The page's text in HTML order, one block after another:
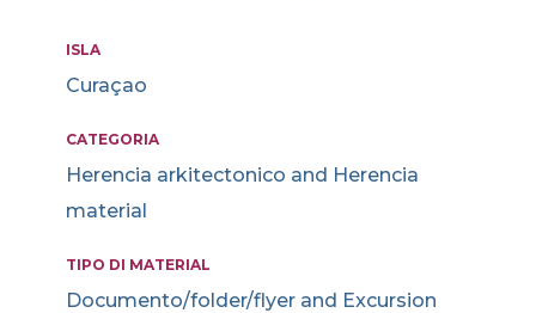
ISLA
Curaçao
CATEGORIA
Herencia arkitectonico and Herencia
material
TIPO DI MATERIAL
Documento/folder/flyer and Excursion